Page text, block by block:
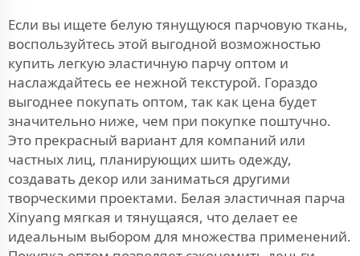
Если вы ищете белую тянущуюся парчовую ткань,
воспользуйтесь этой выгодной возможностью
купить легкую эластичную парчу оптом и
наслаждайтесь ее нежной текстурой. Гораздо
выгоднее покупать оптом, так как цена будет
значительно ниже, чем при покупке поштучно.
Это прекрасный вариант для компаний или
частных лиц, планирующих шить одежду,
создавать декор или заниматься другими
творческими проектами. Белая эластичная парча
Xinyang мягкая и тянущаяся, что делает ее
идеальным выбором для множества применений.